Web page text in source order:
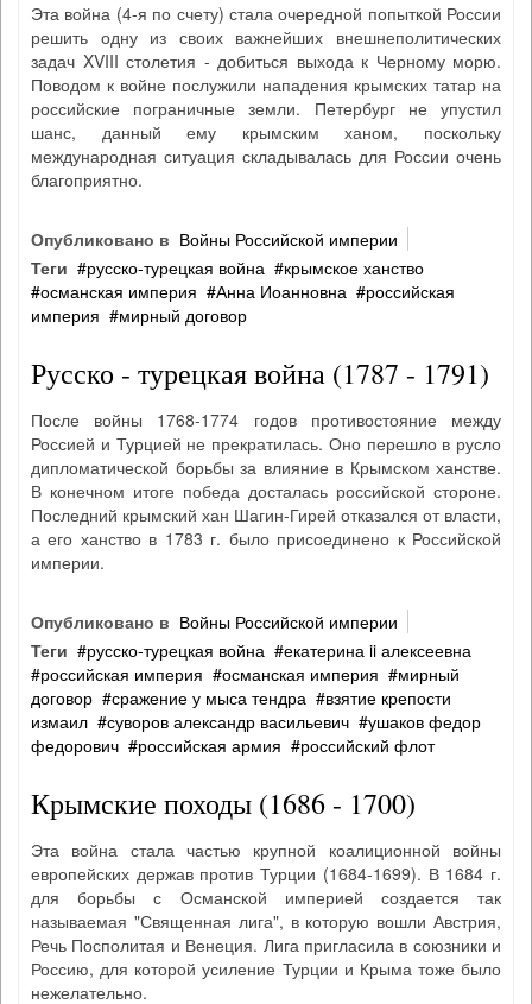
Эта война (4-я по счету) стала очередной попыткой России
решить одну из своих важнейших внешнеполитических
задач XVIII столетия - добиться выхода к Черному морю.
Поводом к войне послужили нападения крымских татар на
российские пограничные земли. Петербург не упустил
шанс, данный ему крымским ханом, поскольку
международная ситуация складывалась для России очень
благоприятно.
Опубликовано в Войны Российской империи
Теги
русско‐турецкая война
крымское ханство
османская империя
Анна Иоанновна
российская
империя
мирный договор
Русско - турецкая война (1787 - 1791)
После войны 1768-1774 годов противостояние между
Россией и Турцией не прекратилась. Оно перешло в русло
дипломатической борьбы за влияние в Крымском ханстве.
В конечном итоге победа досталась российской стороне.
Последний крымский хан Шагин-Гирей отказался от власти,
а его ханство в 1783 г. было присоединено к Российской
империи.
Опубликовано в Войны Российской империи
Теги
русско‐турецкая война
екатерина ii алексеевна
российская империя
османская империя
мирный
договор
сражение у мыса тендра
взятие крепости
измаил
суворов александр васильевич
ушаков федор
федорович
российская армия российский флот
Крымские походы (1686 - 1700)
Эта война стала частью крупной коалиционной войны
европейских держав против Турции (1684-1699). В 1684 г.
для борьбы с Османской империей создается так
называемая "Священная лига", в которую вошли Австрия,
Речь Посполитая и Венеция. Лига пригласила в союзники и
Россию, для которой усиление Турции и Крыма тоже было
нежелательно.